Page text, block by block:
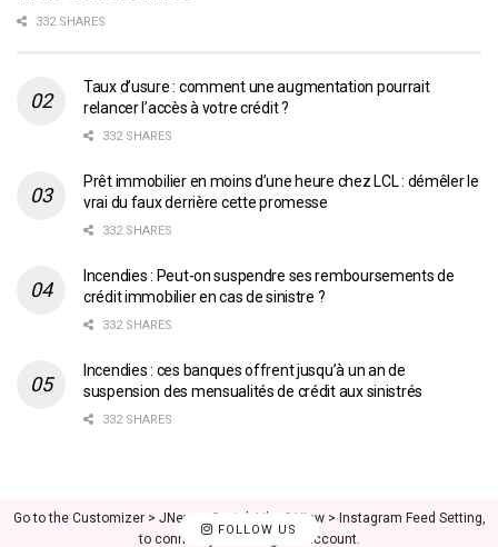
332 SHARES
Taux d’usure : comment une augmentation pourrait
relancer l’accès à votre crédit ?
332 SHARES
Prêt immobilier en moins d’une heure chez LCL : démêler le
vrai du faux derrière cette promesse
332 SHARES
Incendies : Peut-on suspendre ses remboursements de
crédit immobilier en cas de sinistre ?
332 SHARES
Incendies : ces banques offrent jusqu’à un an de
suspension des mensualités de crédit aux sinistrés
332 SHARES
FOLLOW US
Go to the Customizer > JNews : Social, Like & View > Instagram Feed Setting,
to connect your Instagram account.